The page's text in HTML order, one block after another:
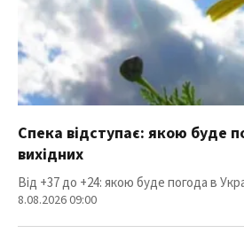
Спека відступає: якою буде
вихідних
Від +37 до +24: якою буде погода в
8.08.2026 09:00